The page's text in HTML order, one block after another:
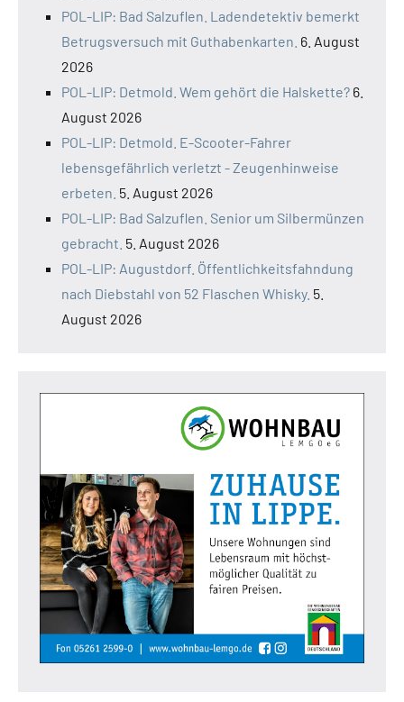
POL-LIP: Bad Salzuflen. Ladendetektiv bemerkt
Betrugsversuch mit Guthabenkarten. 6. August
2026
POL-LIP: Detmold. Wem gehört die Halskette? 6.
August 2026
POL-LIP: Detmold. E-Scooter-Fahrer
lebensgefährlich verletzt - Zeugenhinweise
erbeten. 5. August 2026
POL-LIP: Bad Salzuflen. Senior um Silbermünzen
gebracht. 5. August 2026
POL-LIP: Augustdorf. Öffentlichkeitsfahndung
nach Diebstahl von 52 Flaschen Whisky. 5.
August 2026